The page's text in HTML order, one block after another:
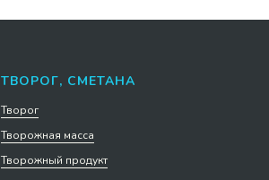
ТВОРОГ, СМЕТАНА
Творог
Творожная масса
Творожный продукт